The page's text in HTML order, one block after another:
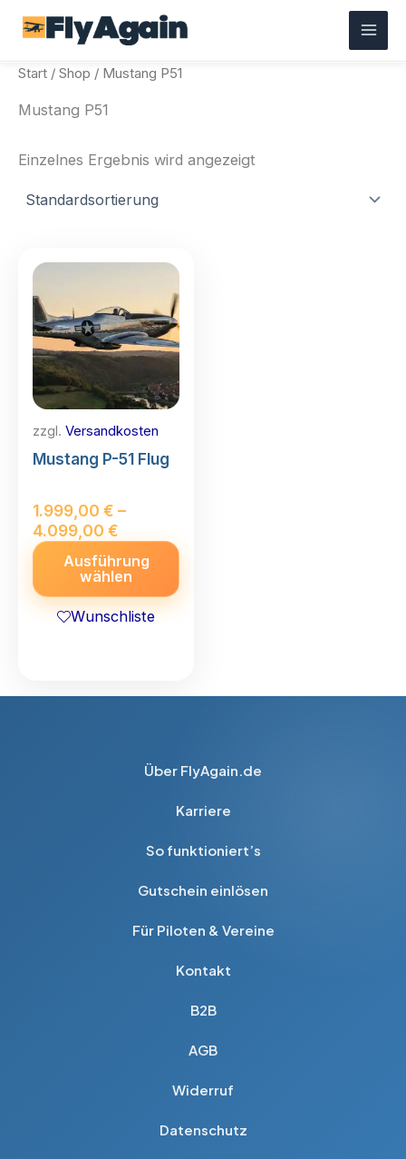
Inhalt
Start / Shop / Mustang P51
Mustang P51
Einzelnes Ergebnis wird angezeigt
zzgl. Versandkosten
Mustang P-51 Flug
1.999,00 € –
4.099,00 €
Ausführung
wählen
Dieses
Die
auf
Produktseite
gewählt
Wunschliste
Über FlyAgain.de
Karriere
So funktioniert’s
Gutschein einlösen
Für Piloten & Vereine
Kontakt
B2B
AGB
Widerruf
Datenschutz